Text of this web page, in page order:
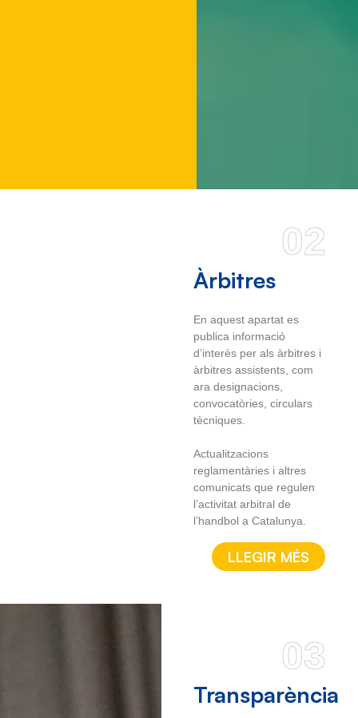
02
Àrbitres
En aquest apartat es
publica informació
d’interès per als àrbitres i
àrbitres assistents, com
ara designacions,
convocatòries, circulars
tècniques.
Actualitzacions
reglamentàries i altres
comunicats que regulen
l’activitat arbitral de
l’handbol a Catalunya.
LLEGIR MÉS
03
Transparència